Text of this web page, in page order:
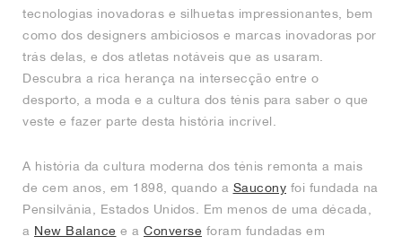
tecnologias inovadoras e silhuetas impressionantes, bem
como dos designers ambiciosos e marcas inovadoras por
trás delas, e dos atletas notáveis que as usaram.
Descubra a rica herança na intersecção entre o
desporto, a moda e a cultura dos ténis para saber o que
veste e fazer parte desta história incrível.
A história da cultura moderna dos ténis remonta a mais
de cem anos, em 1898, quando a Saucony foi fundada na
Pensilvânia, Estados Unidos. Em menos de uma década,
a New Balance e a Converse foram fundadas em